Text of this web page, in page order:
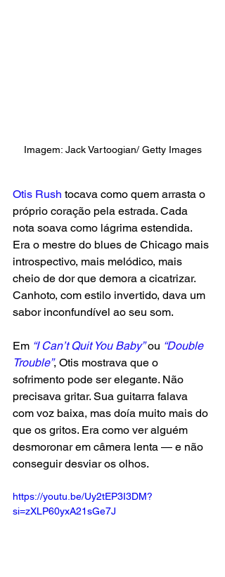
Imagem: Jack Vartoogian/ Getty Images
Otis Rush tocava como quem arrasta o
próprio coração pela estrada. Cada
nota soava como lágrima estendida.
Era o mestre do blues de Chicago mais
introspectivo, mais melódico, mais
cheio de dor que demora a cicatrizar.
Canhoto, com estilo invertido, dava um
sabor inconfundível ao seu som.
Em “I Can’t Quit You Baby” ou “Double
Trouble”, Otis mostrava que o
sofrimento pode ser elegante. Não
precisava gritar. Sua guitarra falava
com voz baixa, mas doía muito mais do
que os gritos. Era como ver alguém
desmoronar em câmera lenta — e não
conseguir desviar os olhos.
https://youtu.be/Uy2tEP3I3DM?
si=zXLP60yxA21sGe7J